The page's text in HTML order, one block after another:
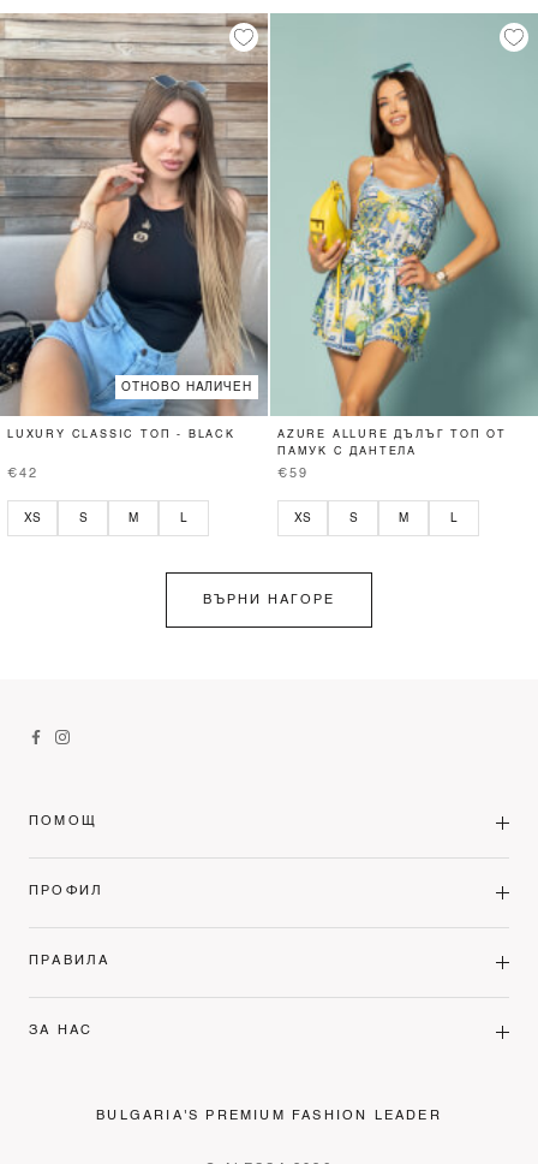
ОТНОВО НАЛИЧЕН
LUXURY CLASSIC ТОП - BLACK
€42
XS S M
AZURE ALLURE ДЪЛЪГ ТОП ОТ
ПАМУК С ДАНТЕЛА
€59
XS S M
ВЪРНИ НАГОРЕ
ПОМОЩ
ПРОФИЛ
ПРАВИЛА
ЗА НАС
BULGARIA'S PREMIUM FASHION LEADER